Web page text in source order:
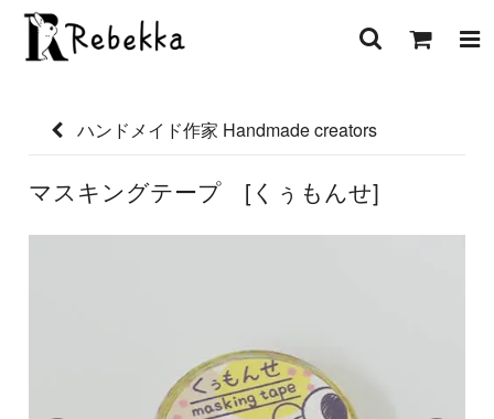
ハンドメイド作家 Handmade creators
マスキングテープ [くぅもんせ]